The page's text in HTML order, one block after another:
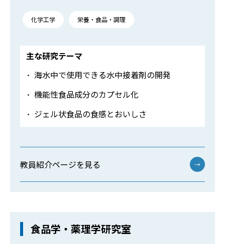
化学工学 栄養・食品・調理
主な研究テーマ
海水中で使用できる水中接着剤の開発
機能性食品成分のカプセル化
ジェル状食品の食感とおいしさ
教員紹介ページを見る →
食品学・薬理学研究室